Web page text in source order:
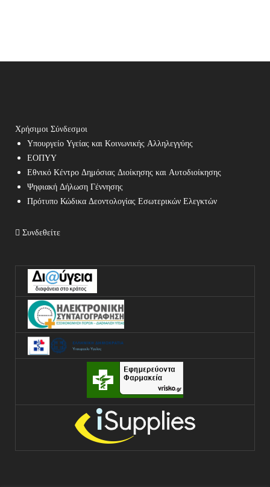
Χρήσιμοι Σύνδεσμοι
Υπουργείο Υγείας και Κοινωνικής Αλληλεγγύης
ΕΟΠΥΥ
Εθνικό Κέντρο Δημόσιας Διοίκησης και Αυτοδιοίκησης
Ψηφιακή Δήλωση Γέννησης
Πρότυπο Κώδικα Δεοντολογίας Εσωτερικών Ελεγκτών
Συνδεθείτε